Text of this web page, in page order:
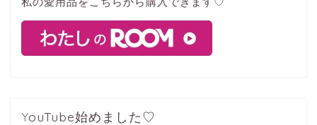
YouTube始めました♡